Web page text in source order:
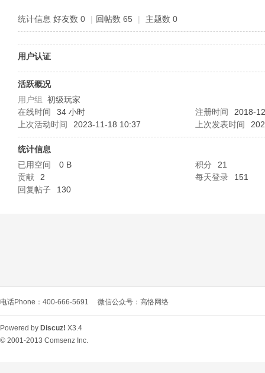
L
统计信息 好友数 0 | 回帖数 65 | 主题数 0
用户认证
活跃概况
用户组 初级玩家
在线时间
34 小时 注册时间
2018-
上次活动时间
2023-11-18 10:37 上次发表时间
统计信息
已用空间
0 B 积分
21
贡献
2 每天登录
151
回复帖子
130
电话Phone：400-666-5691 微信公众号：高恪网络
Powered by Discuz! X3.4
© 2001-2013 Comsenz Inc.